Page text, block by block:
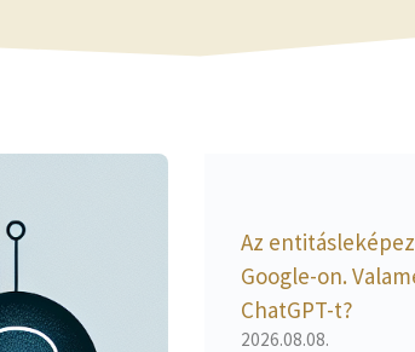
Az
Google-on.
ChatGPT-t?
2026.08.08.